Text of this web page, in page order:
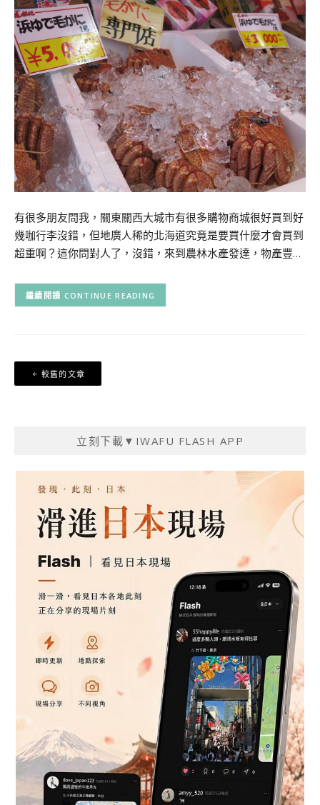
有很多朋友問我，關東關西大城市有很多購物商城很好買到好
幾咖行李沒錯，但地廣人稀的北海道究竟是要買什麼才會買到
超重啊？這你問對人了，沒錯，來到農林水產發達，物產豐…
CONTINUE READING
文
章
較舊的文章
立刻下載▼IWAFU FLASH APP